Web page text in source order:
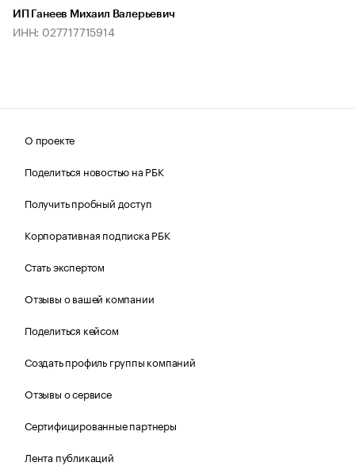
ИП Ганеев Михаил Валерьевич
ИНН: 027717715914
О проекте
Поделиться новостью на РБК
Получить пробный доступ
Корпоративная подписка РБК
Стать экспертом
Отзывы о вашей компании
Поделиться кейсом
Создать профиль группы компаний
Отзывы о сервисе
Сертифицированные партнеры
Лента публикаций